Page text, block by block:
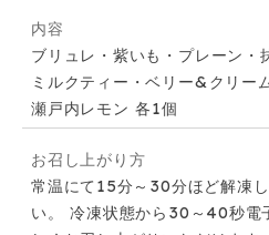
内容
ブリュレ・紫いも・プレーン・
ミルクティー・ベリー&クリー
瀬戸内レモン 各1個
お召し上がり方
常温にて15分～30分ほど解凍
い。 冷凍状態から30～40秒電